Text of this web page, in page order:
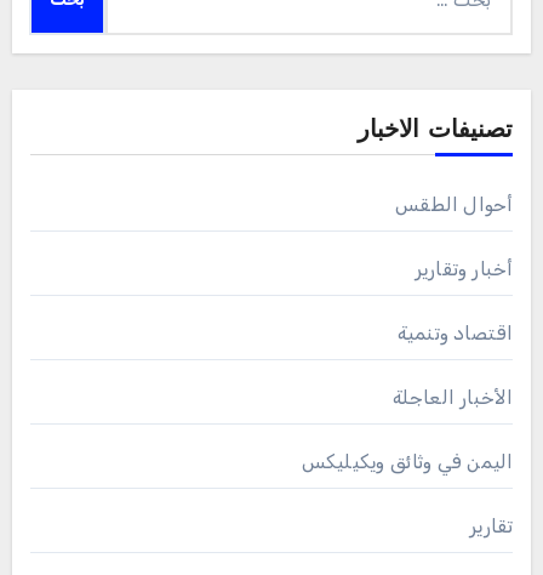
عن:
تصنيفات الاخبار
أحوال الطقس
أخبار وتقارير
اقتصاد وتنمية
الأخبار العاجلة
اليمن في وثائق ويكيليكس
تقارير